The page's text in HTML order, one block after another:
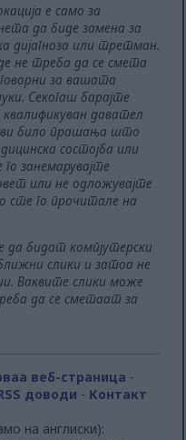
е само за
да биде замена за
дијагноза или третман.
не треба да се смета
за вашата
Секогаш барајте
давател
било прашања што
состојба или
занемарувајте
или не одложувајте
го прочитале на
бидат компјутерски
слики и затоа не
Ваквите слики може
да се сметаат за
веб-страница -
доводи - Контакт
на англиски):